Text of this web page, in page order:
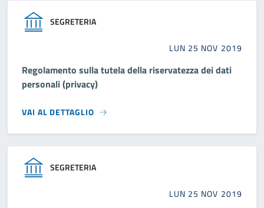
SEGRETERIA
LUN 25 NOV 2019
Regolamento sulla tutela della riservatezza dei dati
personali (privacy)
VAI AL DETTAGLIO
SEGRETERIA
LUN 25 NOV 2019